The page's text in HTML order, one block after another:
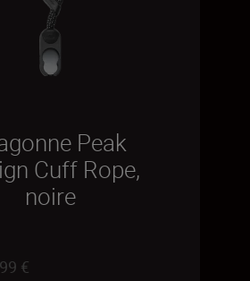
Peak
Cuff Rope,
noire
€